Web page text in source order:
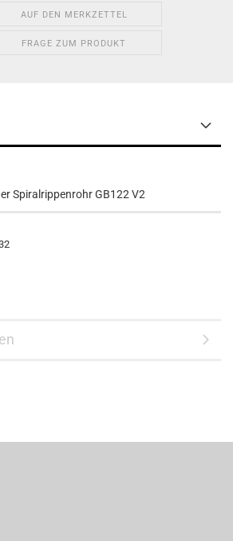
AUF DEN MERKZETTEL
FRAGE ZUM PRODUKT
Spiralrippenrohr GB122 V2